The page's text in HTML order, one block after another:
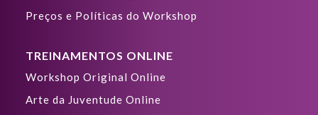
Preços e Políticas do Workshop
TREINAMENTOS ONLINE
Workshop Original Online
Arte da Juventude Online